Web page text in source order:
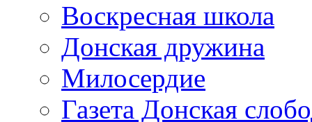
Воскресная школа
Донская дружина
Милосердие
Газета Донская